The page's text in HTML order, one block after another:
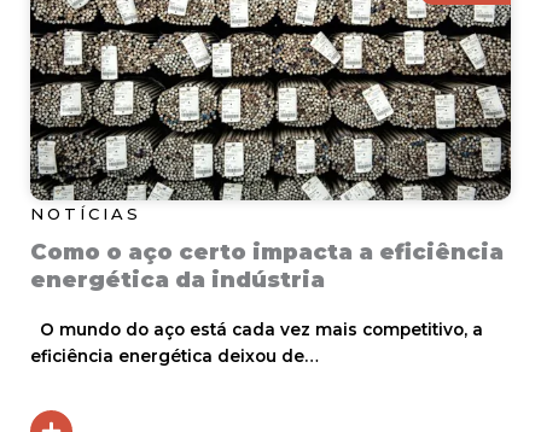
NOTÍCIAS
Como o aço certo impacta a eficiência
energética da indústria
O mundo do aço está cada vez mais competitivo, a
eficiência energética deixou de…